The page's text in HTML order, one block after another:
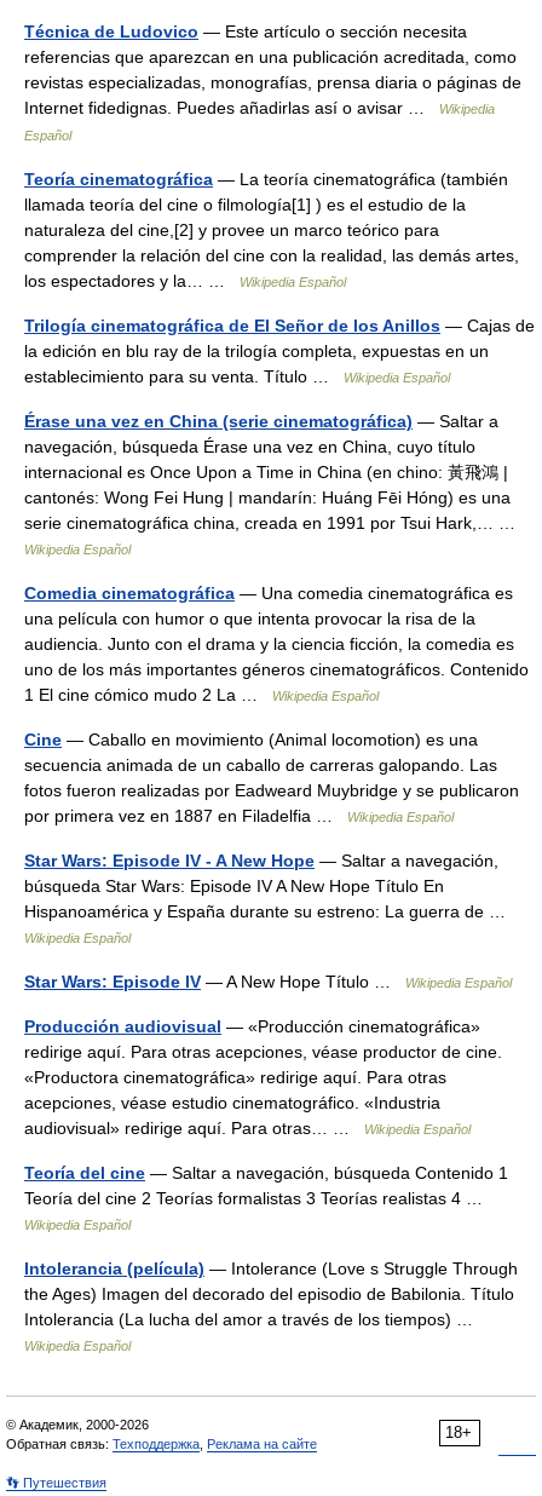
Técnica de Ludovico — Este artículo o sección necesita
referencias que aparezcan en una publicación acreditada, como
revistas especializadas, monografías, prensa diaria o páginas de
Internet fidedignas. Puedes añadirlas así o avisar …
Wikipedia
Español
Teoría cinematográfica — La teoría cinematográfica (también
llamada teoría del cine o filmología[1] ) es el estudio de la
naturaleza del cine,[2] y provee un marco teórico para
comprender la relación del cine con la realidad, las demás artes,
los espectadores y la… …
Wikipedia Español
Trilogía cinematográfica de El Señor de los Anillos — Cajas de
la edición en blu ray de la trilogía completa, expuestas en un
establecimiento para su venta. Título …
Wikipedia Español
Érase una vez en China (serie cinematográfica) — Saltar a
navegación, búsqueda Érase una vez en China, cuyo título
internacional es Once Upon a Time in China (en chino: 黃飛鴻 |
cantonés: Wong Fei Hung | mandarín: Huáng Fēi Hóng) es una
serie cinematográfica china, creada en 1991 por Tsui Hark,… …
Wikipedia Español
Comedia cinematográfica — Una comedia cinematográfica es
una película con humor o que intenta provocar la risa de la
audiencia. Junto con el drama y la ciencia ficción, la comedia es
uno de los más importantes géneros cinematográficos. Contenido
1 El cine cómico mudo 2 La …
Wikipedia Español
Cine — Caballo en movimiento (Animal locomotion) es una
secuencia animada de un caballo de carreras galopando. Las
fotos fueron realizadas por Eadweard Muybridge y se publicaron
por primera vez en 1887 en Filadelfia …
Wikipedia Español
Star Wars: Episode IV - A New Hope — Saltar a navegación,
búsqueda Star Wars: Episode IV A New Hope Título En
Hispanoamérica y España durante su estreno: La guerra de …
Wikipedia Español
Star Wars: Episode IV — A New Hope Título … Wikipedia Español
Producción audiovisual — «Producción cinematográfica»
redirige aquí. Para otras acepciones, véase productor de cine.
«Productora cinematográfica» redirige aquí. Para otras
acepciones, véase estudio cinematográfico. «Industria
audiovisual» redirige aquí. Para otras… …
Wikipedia Español
Teoría del cine — Saltar a navegación, búsqueda Contenido 1
Teoría del cine 2 Teorías formalistas 3 Teorías realistas 4 …
Wikipedia Español
Intolerancia (película) — Intolerance (Love s Struggle Through
the Ages) Imagen del decorado del episodio de Babilonia. Título
Intolerancia (La lucha del amor a través de los tiempos) …
Wikipedia Español
18+
© Академик, 2000-2026
Обратная связь: Техподдержка Реклама на сайте
👣 Путешествия